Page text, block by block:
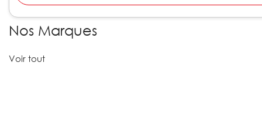
Nos Marques
Voir tout